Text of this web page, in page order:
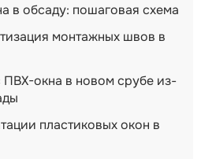
в обсаду: пошаговая схема
монтажных швов в
окна в новом срубе из-
пластиковых окон в